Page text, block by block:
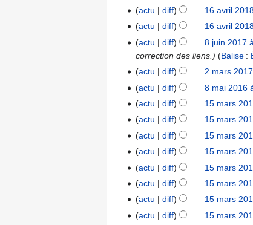
d
f
i
c
a
t
i
n
s
e
s
m
o
d
i
i
c
a
t
i
n
s
actu
diff 16 avril
actu
diff 16 avril
actu diff 8 juin 2017
correction des liens.
Balise :
m
actu diff 2 mars
m
actu diff 8 mai 2016
actu diff 15 mars
actu
diff 15 mars
A
c
u
n
r
é
actu diff 15 mars
actu
diff 15 mars
A
c
u
n
actu diff 15 mars
actu
diff 15 mars
actu
diff 15 mars
Aactu diff 15 mars